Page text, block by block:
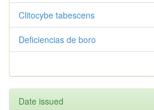
Clitocybe tabescens
Deficiencias de boro
Date issued